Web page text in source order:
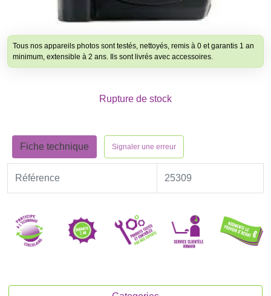
Tous nos appareils photos sont testés, nettoyés, remis à 0 et garantis 1 an
minimum, extensible à 2 ans. Ils sont livrés avec accessoires.
Rupture de stock
Fiche technique Signaler une erreur
Référence 25309